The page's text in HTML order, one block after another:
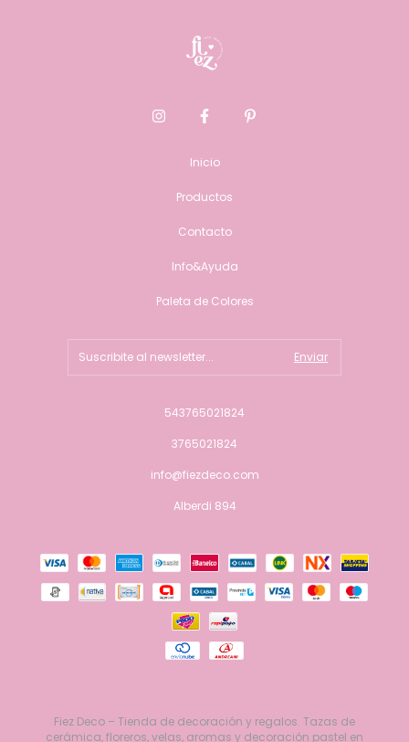
Inicio
Productos
Contacto
Info&Ayuda
Paleta de Colores
543765021824
3765021824
info@fiezdeco.com
Alberdi 894
Fiez Deco – Tienda de decoración y regalos. Tazas de
cerámica, floreros, velas, aromas y decoración pastel en